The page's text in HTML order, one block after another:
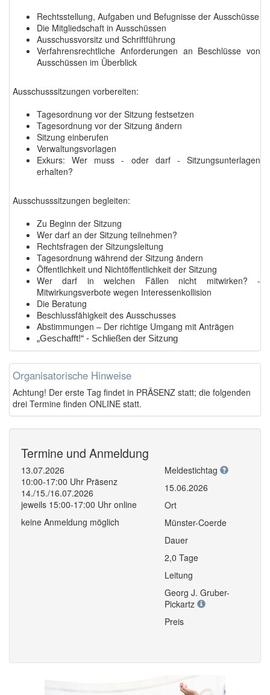
Rechtsstellung, Aufgaben und Befugnisse der Ausschüsse
Die Mitgliedschaft in Ausschüssen
Ausschussvorsitz und Schriftführung
Verfahrensrechtliche Anforderungen an Beschlüsse von
Ausschüssen im Überblick
Ausschusssitzungen vorbereiten:
Tagesordnung vor der Sitzung festsetzen
Tagesordnung vor der Sitzung ändern
Sitzung einberufen
Verwaltungsvorlagen
Exkurs: Wer muss - oder darf - Sitzungsunterlagen
erhalten?
Ausschusssitzungen begleiten:
Zu Beginn der Sitzung
Wer darf an der Sitzung teilnehmen?
Rechtsfragen der Sitzungsleitung
Tagesordnung während der Sitzung ändern
Öffentlichkeit und Nichtöffentlichkeit der Sitzung
Wer darf in welchen Fällen nicht mitwirken? -
Mitwirkungsverbote wegen Interessenkollision
Die Beratung
Beschlussfähigkeit des Ausschusses
Abstimmungen – Der richtige Umgang mit Anträgen
„Geschafft!“ - Schließen der Sitzung
Organisatorische Hinweise
Achtung! Der erste Tag findet in PRÄSENZ statt; die folgenden
drei Termine finden ONLINE statt.
Termine und Anmeldung
13.07.2026
10:00-17:00 Uhr Präsenz
14./15./16.07.2026
jeweils 15:00-17:00 Uhr online
keine Anmeldung möglich
Meldestichtag
15.06.2026
Ort
Münster-Coerde
Dauer
2,0 Tage
Leitung
Georg J. Gruber-
Pickartz
Preis